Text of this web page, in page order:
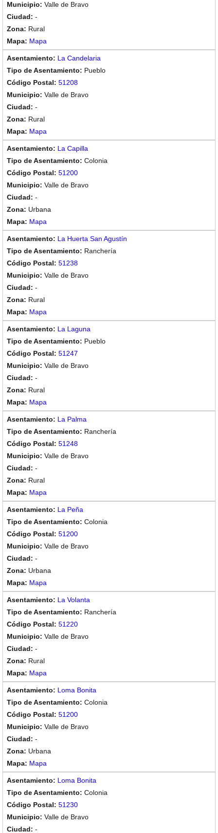
Valle de Bravo
-
Rural
Mapa
La Candelaria
Pueblo
51208
Valle de Bravo
-
Rural
Mapa
La Capilla
Colonia
51200
Valle de Bravo
-
Urbana
Mapa
La Huerta San Agustín
Ranchería
51238
Valle de Bravo
-
Rural
Mapa
La Laguna
Pueblo
51247
Valle de Bravo
-
Rural
Mapa
La Palma
Ranchería
51248
Valle de Bravo
-
Rural
Mapa
La Peña
Colonia
51200
Valle de Bravo
-
Urbana
Mapa
La Volanta
Ranchería
51220
Valle de Bravo
-
Rural
Mapa
Loma Bonita
Colonia
51200
Valle de Bravo
-
Urbana
Mapa
Loma Bonita
Colonia
51230
Valle de Bravo
-